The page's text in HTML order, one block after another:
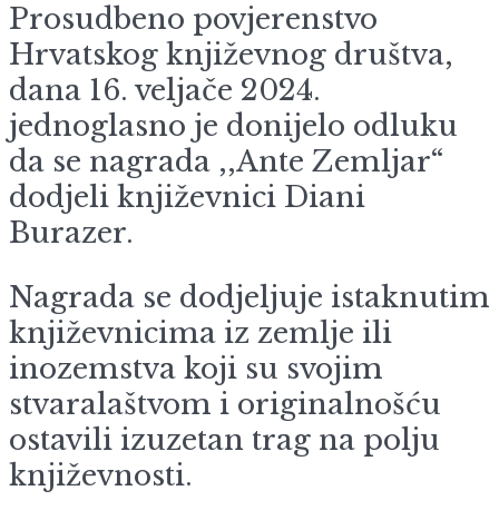
Prosudbeno povjerenstvo
Hrvatskog književnog društva,
dana 16. veljače 2024.
jednoglasno je donijelo odluku
da se nagrada ,,Ante Zemljar“
dodjeli književnici Diani
Burazer.
Nagrada se dodjeljuje istaknutim
književnicima iz zemlje ili
inozemstva koji su svojim
stvaralaštvom i originalnošću
ostavili izuzetan trag na polju
književnosti.